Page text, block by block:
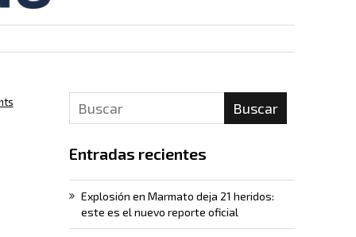
Buscar
Entradas recientes
Explosión en Marmato deja 21 heridos:
este es el nuevo reporte oficial